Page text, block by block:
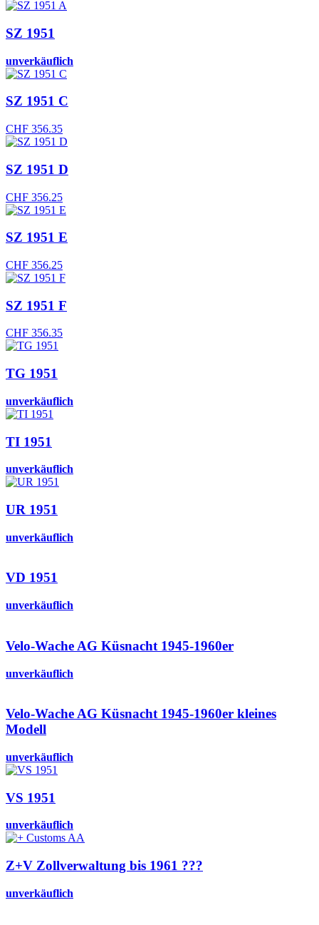
SZ 1951
unverkäuflich
SZ 1951 C
CHF 356.35
SZ 1951 D
CHF 356.25
SZ 1951 E
CHF 356.25
SZ 1951 F
CHF 356.35
TG 1951
unverkäuflich
TI 1951
unverkäuflich
UR 1951
unverkäuflich
VD 1951
unverkäuflich
Velo-Wache AG Küsnacht 1945-1960er
unverkäuflich
Velo-Wache AG Küsnacht 1945-1960er kleines
Modell
unverkäuflich
VS 1951
unverkäuflich
Z+V Zollverwaltung bis 1961 ???
unverkäuflich